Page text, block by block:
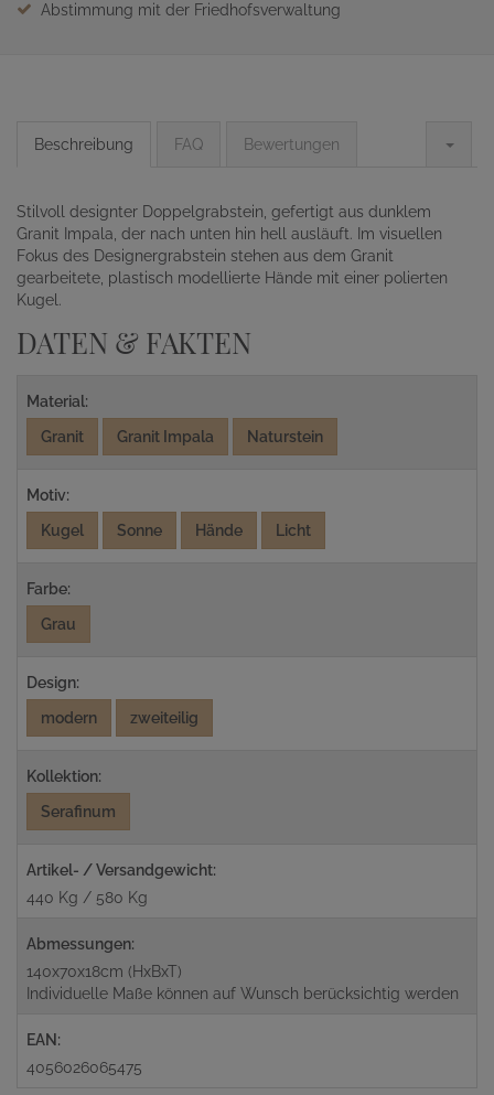
Abstimmung mit der Friedhofsverwaltung
Beschreibung FAQ Bewertungen
Stilvoll designter Doppelgrabstein, gefertigt aus dunklem
Granit Impala, der nach unten hin hell ausläuft. Im visuellen
Fokus des Designergrabstein stehen aus dem Granit
gearbeitete, plastisch modellierte Hände mit einer polierten
Kugel.
DATEN & FAKTEN
Material:
Granit
Granit Impala Naturstein
Motiv:
Kugel
Sonne Hände Licht
Farbe:
Grau
Design:
modern
zweiteilig
Kollektion:
Serafinum
Artikel- / Versandgewicht:
440 Kg / 580 Kg
Abmessungen:
140x70x18cm (HxBxT)
Individuelle Maße können auf Wunsch berücksichtig werden
EAN:
4056026065475